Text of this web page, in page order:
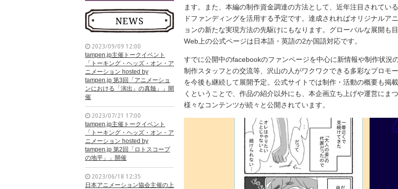
NEWS
2023/09/09 12:00
tampen.jp主催トークイベント
「トーキング・ヘッズ・オン・ア
ニメーション hosted by
tampen.jp 第3回「アニメーショ
ンにおける「演出」の真髄」」開
催
2023/07/21 17:00
tampen.jp主催トークイベント
「トーキング・ヘッズ・オン・ア
ニメーション hosted by
tampen.jp 第2回「ロトスコープ
の地平」」開催
2023/06/18 12:35
日本アニメーション協会主催の上
ます。
また、本編の制作資金調達の方法として、近年注目されてい
ドファンディングを活用する予定です。達成されればオリジナルア
ョンの新たな実現方法の先駆けにもなります。 グローバルな展開も目
Web上の公式ページは日本語・英語の2か国語対応です。
すでに公開中のfacebookのファンページを中心に新情報や制作状況の
制作スタッフとの交流等、沢山の人がワクワクできる多彩なプロモ
を今後も継続して展開予定。公式サイトでは制作・活動の概要も掲
くということで、作品の紹介以外にも、本企画立ち上げや運営にま
様々なコンテンツが続々と公開されています。